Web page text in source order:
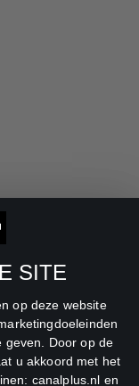
SITE
op deze website
geven. Door op de
u akkoord met het
canalplus.nl en
Channel